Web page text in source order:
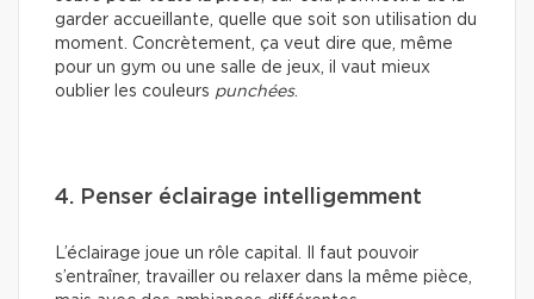
garder accueillante, quelle que soit son utilisation du
moment. Concrètement, ça veut dire que, même
pour un gym ou une salle de jeux, il vaut mieux
oublier les couleurs punchées.
4. Penser éclairage intelligemment
L’éclairage joue un rôle capital. Il faut pouvoir
s’entraîner, travailler ou relaxer dans la même pièce,